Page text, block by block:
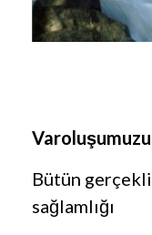
Bütün
sağlamlığı